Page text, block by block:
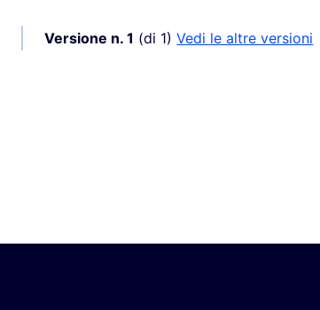
Versione n. 1 (di 1) vedi le altre versioni